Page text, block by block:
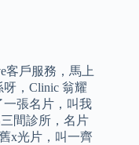
客戶服務，馬上
，Clinic 翁耀
一張名片，叫我
間診所，名片
x光片，叫一齊